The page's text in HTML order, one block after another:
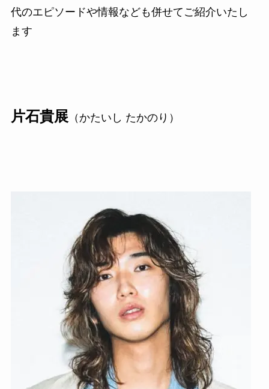
代のエピソードや情報なども併せてご紹介いたし
ます
片石貴展 （かたいし たかのり）